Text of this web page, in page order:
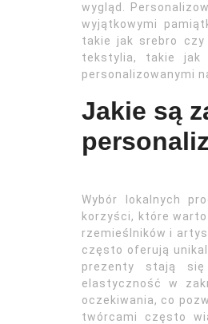
wygląd.
wyjątkowymi
takie jak srebro czy
tekstylia, takie jak
personalizowanymi
Jakie są
Wybór lokalnych
korzyści, które
rzemieślników i
często oferują
prezenty stają się
elastyczność w
oczekiwania, co
twórcami często